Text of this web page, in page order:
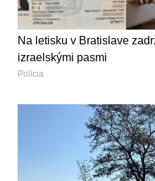
Na letisku v Bratislave
izraelskými pasmi
Polícia